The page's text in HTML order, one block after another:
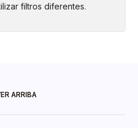
filtros diferentes.
ARRIBA